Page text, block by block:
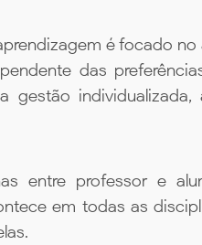
é focado
das
gestão
entre professor e
em todas as